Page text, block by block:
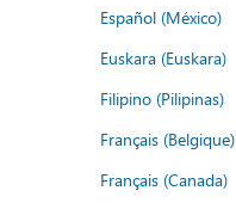
Español (México)
Euskara (Euskara)
Filipino (Pilipinas)
Français (Belgique)
Français (Canada)